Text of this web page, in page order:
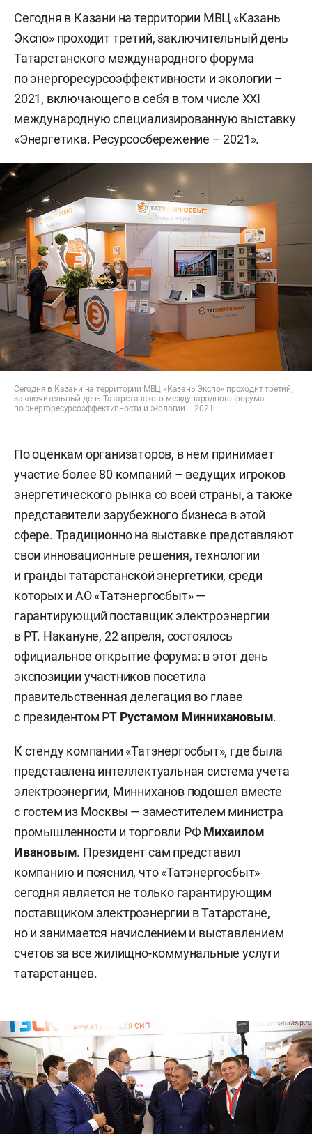
Сегодня в Казани на территории МВЦ «Казань
Экспо» проходит третий, заключительный день
Татарстанского международного форума
по энергоресурсоэффективности и экологии –
2021, включающего в себя в том числе XXI
международную специализированную выставку
«Энергетика. Ресурсосбережение – 2021».
Сегодня в Казани на территории МВЦ «Казань Экспо» проходит третий,
заключительный день Татарстанского международного форума
по энергоресурсоэффективности и экологии – 2021
По оценкам организаторов, в нем принимает
участие более 80 компаний – ведущих игроков
энергетического рынка со всей страны, а также
представители зарубежного бизнеса в этой
сфере. Традиционно на выставке представляют
свои инновационные решения, технологии
и гранды татарстанской энергетики, среди
которых и АО «Татэнергосбыт» —
гарантирующий поставщик электроэнергии
в РТ. Накануне, 22 апреля, состоялось
официальное открытие форума: в этот день
экспозиции участников посетила
правительственная делегация во главе
с президентом РТ Рустамом Миннихановым.
К стенду компании «Татэнергосбыт», где была
представлена интеллектуальная система учета
электроэнергии, Минниханов подошел вместе
с гостем из Москвы — заместителем министра
промышленности и торговли РФМихаилом
Ивановым. Президент сам представил
компанию и пояснил, что «Татэнергосбыт»
сегодня является не только гарантирующим
поставщиком электроэнергии в Татарстане,
но и занимается начислением и выставлением
счетов за все жилищно-коммунальные услуги
татарстанцев.